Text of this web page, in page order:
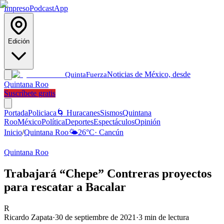
ImpresoPodcastApp
Edición
QuintaFuerzaNoticias de México, desde
Quintana Roo
Suscríbete gratis
PortadaPoliciaca 🌀 HuracanesSismosQuintana
RooMéxicoPolíticaDeportesEspectáculosOpinión
Inicio/Quintana Roo🌤️26°C· Cancún
Quintana Roo
Trabajará “Chepe” Contreras proyectos
para rescatar a Bacalar
R
Ricardo Zapata·30 de septiembre de 2021 ·3 min de lectura